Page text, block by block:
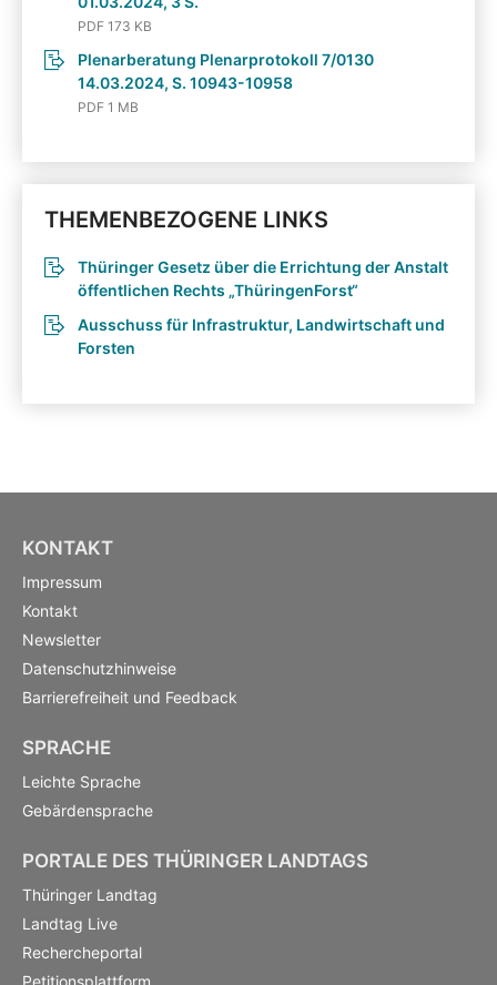
PDF 173 KB
Plenarberatung Plenarprotokoll 7/0130
14.03.2024, S. 10943-10958
PDF 1 MB
THEMENBEZOGENE LINKS
Thüringer Gesetz über die Errichtung der Anstalt
öffentlichen Rechts „ThüringenForst“
Ausschuss für Infrastruktur, Landwirtschaft und
Forsten
KONTAKT
Impressum
Kontakt
Newsletter
Datenschutzhinweise
Barrierefreiheit und Feedback
SPRACHE
Leichte Sprache
Gebärdensprache
PORTALE DES THÜRINGER LANDTAGS
Thüringer Landtag
Landtag Live
Rechercheportal
Petitionsplattform